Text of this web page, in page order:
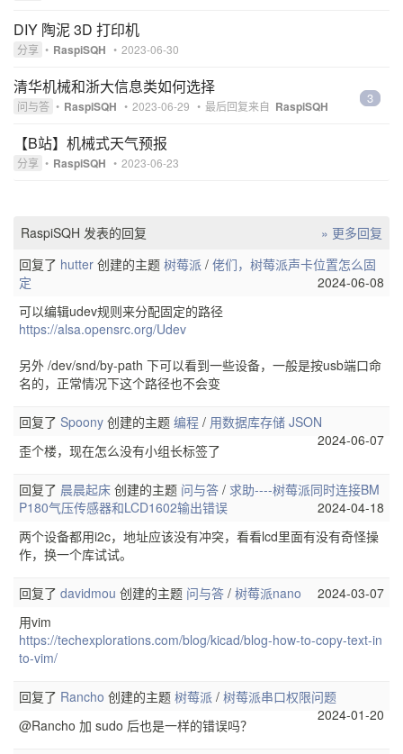
DIY 陶泥 3D 打印机
分享 • RaspiSQH • 2023-06-30
清华机械和浙大信息类如何选择
问与答 • RaspiSQH • 2023-06-29 • 最后回复来自 RaspiSQH
3
【B站】机械式天气预报
分享 • RaspiSQH • 2023-06-23
RaspiSQH 发表的回复
» 更多回复
回复了 hutter 创建的主题 树莓派 / 佬们，树莓派声卡位置怎么固
定
2024-06-08
可以编辑udev规则来分配固定的路径
https://alsa.opensrc.org/Udev
另外 /dev/snd/by-path 下可以看到一些设备，一般是按usb端口命
名的，正常情况下这个路径也不会变
回复了 Spoony 创建的主题 编程 / 用数据库存储 JSON
2024-06-07
歪个楼，现在怎么没有小组长标签了
回复了 晨晨起床 创建的主题 问与答 / 求助----树莓派同时连接BM
P180气压传感器和LCD1602输出错误
2024-04-18
两个设备都用i2c，地址应该没有冲突，看看lcd里面有没有奇怪操
作，换一个库试试。
回复了 davidmou 创建的主题 问与答 / 树莓派nano
2024-03-07
用vim
https://techexplorations.com/blog/kicad/blog-how-to-copy-text-in
to-vim/
回复了 Rancho 创建的主题 树莓派 / 树莓派串口权限问题
2024-01-20
@Rancho 加 sudo 后也是一样的错误吗？